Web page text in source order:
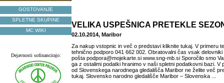
GOSTOVANJE
SPLETNE SKUPINE
MC WIKI
Dejavnosti sofinancirajo:
VELIKA USPEŠNICA PRETEKLE
02.10.2014, Maribor
Za nakup vstopnic in več o predstavi kliknite tukaj. V primeru
tehnično podporo 041 662 002. Obratovalni čas vsak delovniki
pošta podpora@mojekarte.si www.sng-mb.si Sporočilo smo
ga z ostalimi podatki hranimo v naši spletni podatkovni bazi. V
od Slovenskega narodnega gledališča Maribor ne želite več
tukaj. Slovensko narodno gledališče Maribor – Slovenska ...